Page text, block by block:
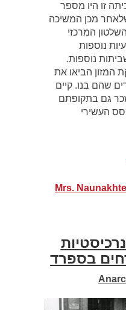
זו היו מספר
מכן המשיכה
המרכזי
נוספות
נוספות.
המזון הביאו את
שהם בנו. קיים
גם בתקופתם
העשירי
Mrs.
בספרד